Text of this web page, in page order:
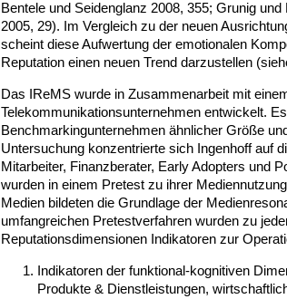
Bentele und Seidenglanz 2008, 355; Grunig
2005, 29). Im Vergleich zu der neuen
scheint diese Aufwertung der emotionalen
Reputation einen neuen Trend darzustellen
Das IReMS wurde in Zusammenarbeit mit
Telekommunikationsunternehmen entwickelt.
Benchmarkingunternehmen ähnlicher Größe
Untersuchung konzentrierte sich Ingenhoff auf
Mitarbeiter, Finanzberater, Early Adopters und
wurden in einem Pretest zu ihrer
Medien bildeten die Grundlage der
umfangreichen Pretestverfahren wurden zu
Reputationsdimensionen Indikatoren zur
Indikatoren der funktional-kognitiven
Produkte & Dienstleistungen,